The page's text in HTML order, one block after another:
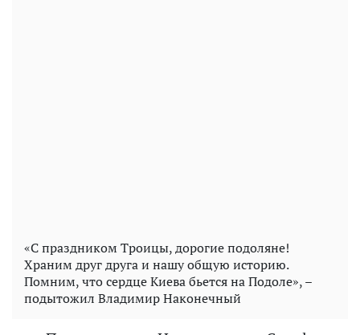
«С праздником Троицы, дорогие подоляне!
Храним друг друга и нашу общую историю.
Помним, что сердце Киева бьется на Подоле», –
подытожил Владимир Наконечный